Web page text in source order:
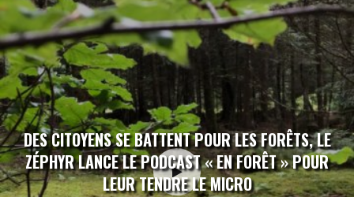
DES CITOYENS SE BATTENT POUR LES FORÊTS, LE
ZÉPHYR LANCE LE PODCAST « EN FORÊT » POUR
LEUR TENDRE LE MICRO